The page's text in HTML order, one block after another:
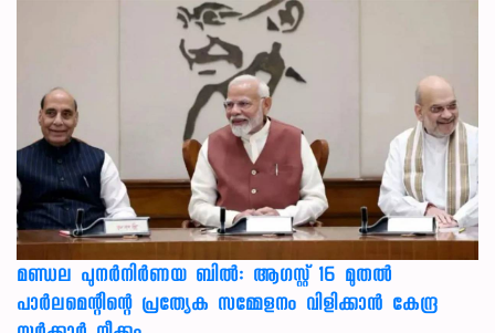
മണ്ഡല പുനർനിർണയ ബിൽ: ആഗസ്റ്റ് 16 മുതൽ
പാർലമെന്റിന്റെ പ്രത്യേക സമ്മേളനം വിളിക്കാൻ കേന്ദ്ര